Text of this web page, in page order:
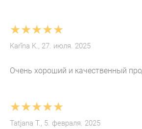
★★★★★
Karīna K., 27. июля. 2025
Очень хороший и качественный
★★★★★
Tatjana T., 5. февраля. 2025